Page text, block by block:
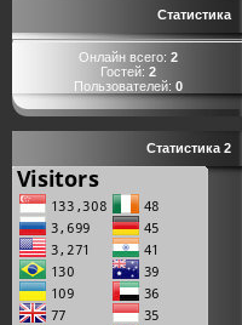
Статистика
Онлайн всего: 2
Гостей: 2
Пользователей: 0
Статистика 2